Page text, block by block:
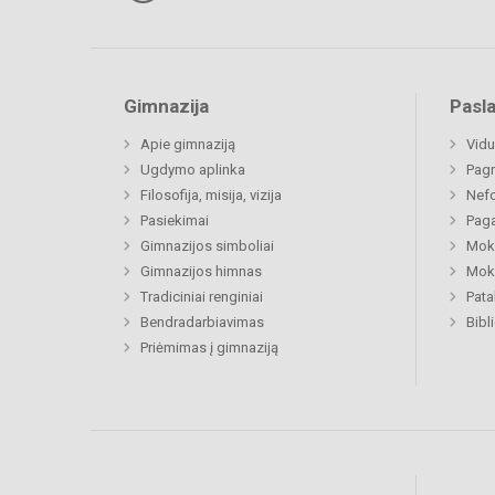
Gimnazija
Apie gimnaziją
Ugdymo aplinka
Filosofija, misija, vizija
Pasiekimai
Gimnazijos simboliai
Gimnazijos himnas
Tradiciniai renginiai
Bendradarbiavimas
Priėmimas į gimnaziją